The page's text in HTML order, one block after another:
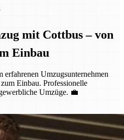
mit Cottbus – von
Einbau
erfahrenen Umzugsunternehmen
Einbau. Professionelle
Umzüge. 💼